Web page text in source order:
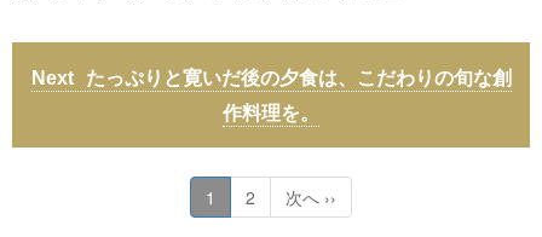
たっぷりと寛いだ後の夕食は、こだわりの旬な創
作料理を。
1 2 次へ ››